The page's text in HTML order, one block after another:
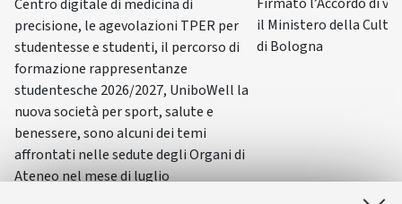
Centro digitale di medicina di
precisione, le agevolazioni TPER per
studentesse e studenti, il percorso di
formazione rappresentanze
studentesche 2026/2027, UniboWell la
nuova società per sport, salute e
benessere, sono alcuni dei temi
affrontati nelle sedute degli Organi di
Ateneo nel mese di luglio
il Ministero della
di Bologna